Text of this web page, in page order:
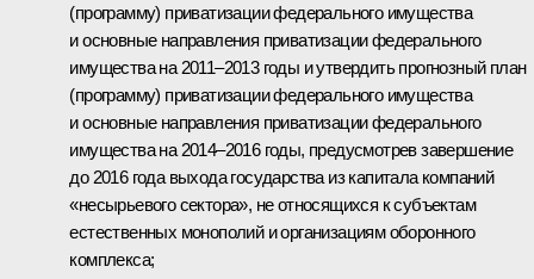
(программу) приватизации федерального имущества
и основные направления приватизации федерального
имущества на 2011–2013 годы и утвердить прогнозный план
(программу) приватизации федерального имущества
и основные направления приватизации федерального
имущества на 2014–2016 годы, предусмотрев завершение
до 2016 года выхода государства из капитала компаний
«несырьевого сектора», не относящихся к субъектам
естественных монополий и организациям оборонного
комплекса;